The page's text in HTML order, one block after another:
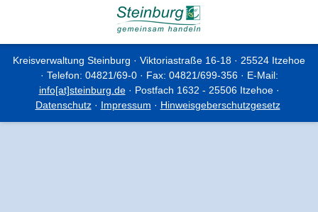
Kreisverwaltung Steinburg · Viktoriastraße 16-18 · 25524 Itzehoe
· Telefon: 04821/69-0 · Fax: 04821/699-356 · E-Mail:
info[at]steinburg.de· Postfach 1632 - 25506 Itzehoe ·
Datenschutz· Impressum · Hinweisgeberschutzgesetz